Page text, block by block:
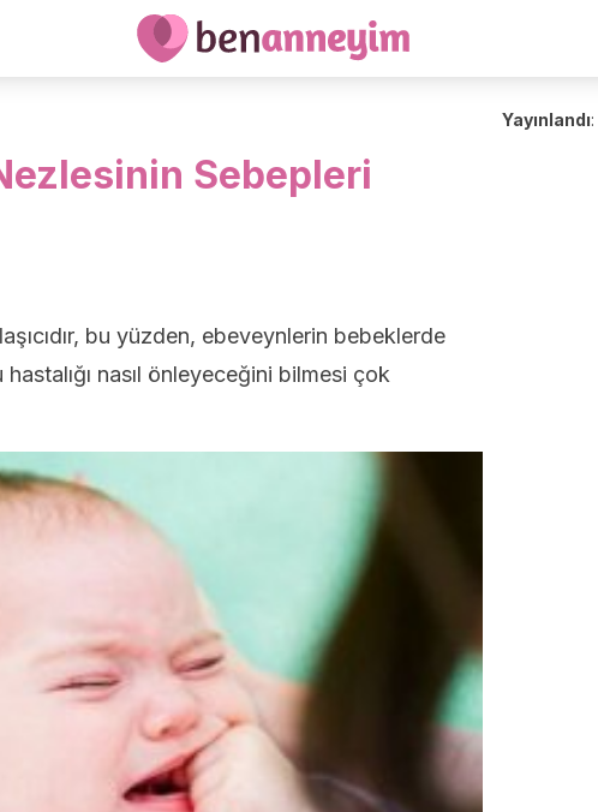
Sebepleri
bu yüzden, ebeveynlerin bebeklerde
nasıl önleyeceğini bilmesi çok
Yayınlandı: